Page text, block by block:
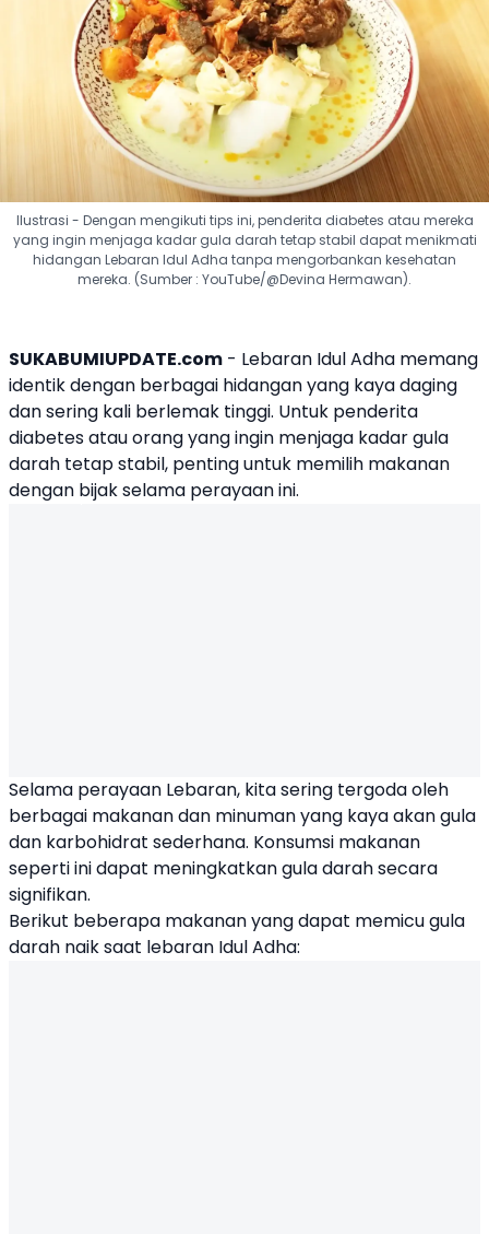
Ilustrasi - Dengan mengikuti tips ini, penderita diabetes atau mereka
yang ingin menjaga kadar gula darah tetap stabil dapat menikmati
hidangan Lebaran Idul Adha tanpa mengorbankan kesehatan
mereka. (Sumber : YouTube/@Devina Hermawan).
SUKABUMIUPDATE.com - Lebaran Idul Adha memang
identik dengan berbagai hidangan yang kaya daging
dan sering kali berlemak tinggi. Untuk penderita
diabetes atau orang yang ingin menjaga kadar gula
darah tetap stabil, penting untuk memilih makanan
dengan bijak selama perayaan ini.
Selama perayaan Lebaran, kita sering tergoda oleh
berbagai makanan dan minuman yang kaya akan gula
dan karbohidrat sederhana. Konsumsi makanan
seperti ini dapat meningkatkan gula darah secara
signifikan.
Berikut beberapa makanan yang dapat memicu gula
darah naik saat lebaran Idul Adha: